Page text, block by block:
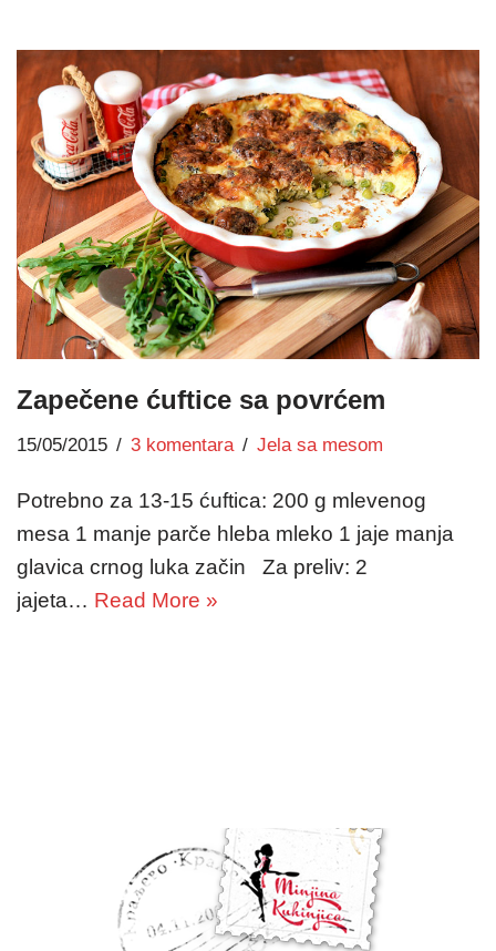
Zapečene ćuftice sa povrćem
15/05/2015 3 komentara Jela sa mesom
Potrebno za 13-15 ćuftica: 200 g mlevenog
mesa 1 manje parče hleba mleko 1 jaje manja
glavica crnog luka začin Za preliv: 2
jajeta… Read More »